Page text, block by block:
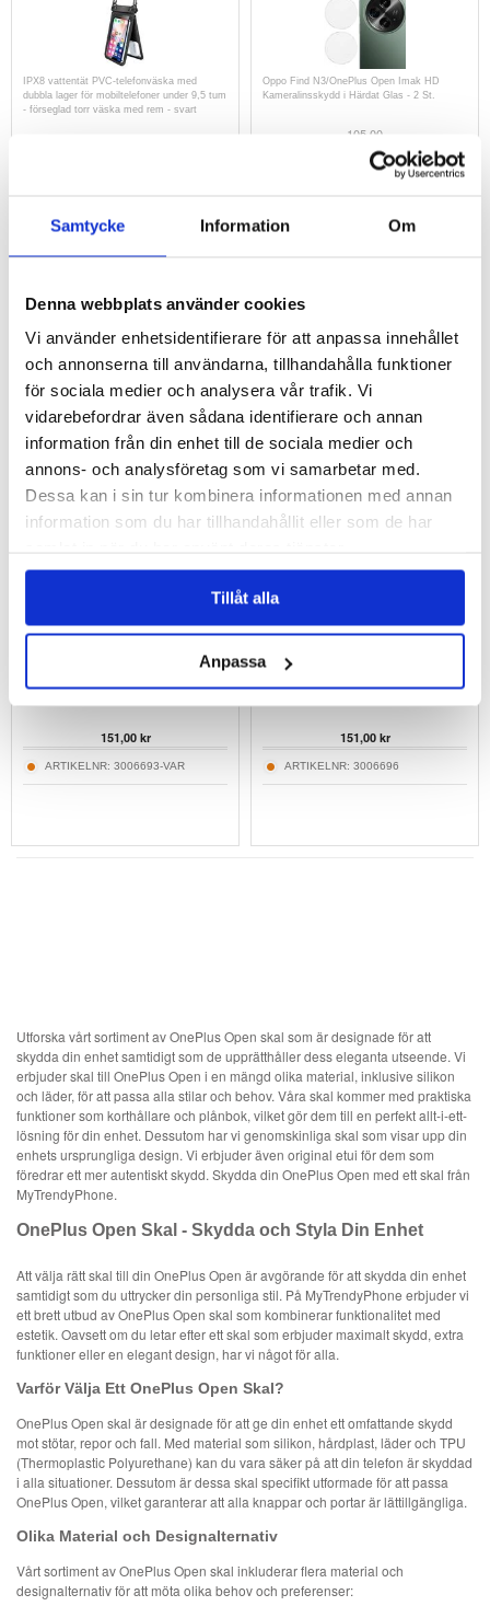
Samtycke Information Om
Denna webbplats använder cookies
Vi använder enhetsidentifierare för att anpassa innehållet
och annonserna till användarna, tillhandahålla funktioner
för sociala medier och analysera vår trafik. Vi
vidarebefordrar även sådana identifierare och annan
information från din enhet till de sociala medier och
annons- och analysföretag som vi samarbetar med.
Dessa kan i sin tur kombinera informationen med annan
information som du har tillhandahållit eller som de har
Tillåt alla
Anpassa
IPX8 vattentät PVC-telefonväska med
dubbla lager för mobiltelefoner under 9,5 tum
- förseglad torr väska med rem - svart
Oppo Find N3/OnePlus Open Imak HD
Kameralinsskydd i Härdat Glas - 2 St.
105,00
90,00kr
4002954
Araree Aquaproof Cross Pack Vattentät
väska
303,00kr
ARTIKELNR: 3013079-VAR
Araree Aquaproof väska - IPX8
151,00kr
ARTIKELNR:3013081-VAR
Extra stort universellt vattentätt fodral med
151,00kr
ARTIKELNR: 3006693-VAR
Extra stort universellt vattentätt fodral med
151,00kr
ARTIKELNR: 3006696
Utforska vårt sortiment av OnePlus Open skal som är designade för att
skydda din enhet samtidigt som de upprätthåller dess eleganta utseende. Vi
erbjuder skal till OnePlus Open i en mängd olika material, inklusive silikon
och läder, för att passa alla stilar och behov. Våra skal kommer med praktiska
funktioner som korthållare och plånbok, vilket gör dem till en perfekt allt-i-ett-
lösning för din enhet. Dessutom har vi genomskinliga skal som visar upp din
enhets ursprungliga design. Vi erbjuder även original etui för dem som
föredrar ett mer autentiskt skydd. Skydda din OnePlus Open med ett skal från
MyTrendyPhone.
OnePlus Open Skal - Skydda och Styla Din Enhet
Att välja rätt skal till din OnePlus Open är avgörande för att skydda din enhet
samtidigt som du uttrycker din personliga stil. På MyTrendyPhone erbjuder vi
ett brett utbud av OnePlus Open skal som kombinerar funktionalitet med
estetik. Oavsett om du letar efter ett skal som erbjuder maximalt skydd, extra
funktioner eller en elegant design, har vi något för alla.
Varför Välja Ett OnePlus Open Skal?
OnePlus Open skal är designade för att ge din enhet ett omfattande skydd
mot stötar, repor och fall. Med material som silikon, hårdplast, läder och TPU
(Thermoplastic Polyurethane) kan du vara säker på att din telefon är skyddad
i alla situationer. Dessutom är dessa skal specifikt utformade för att passa
OnePlus Open, vilket garanterar att alla knappar och portar är lättillgängliga.
Olika Material och Designalternativ
Vårt sortiment av OnePlus Open skal inkluderar flera material och
designalternativ för att möta olika behov och preferenser: